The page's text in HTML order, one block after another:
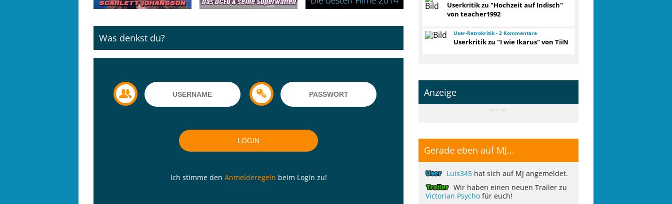
Was denkst du?
Ich stimme den Anmelderegeln beim Login zu!
Userkritik zu "Hochzeit auf Indisch"
von teacher1992
User-Retrokritik - 2 Kommentare
Userkritik zu "I wie Ikarus" von TiiN
Anzeige
Anzeige
Gerade eben auf MJ...
Luis345 hat sich auf MJ angemeldet.
Wir haben einen neuen Trailer zu
Victorian Psycho für euch!